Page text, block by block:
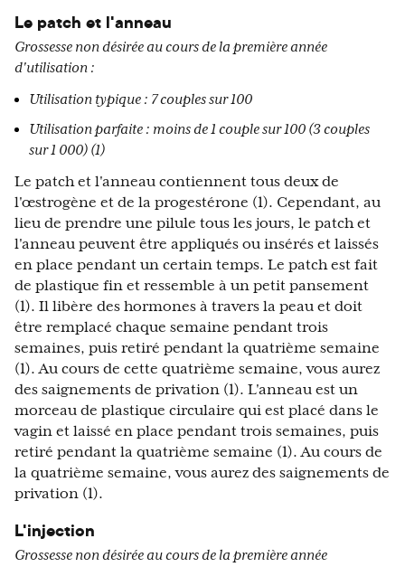
Le patch et l'anneau
Grossesse non désirée au cours de la première année
d'utilisation :
Utilisation typique : 7 couples sur 100
Utilisation parfaite : moins de 1 couple sur 100 (3 couples
sur 1 000) (1)
Le patch et l'anneau contiennent tous deux de
l'œstrogène et de la progestérone (1). Cependant, au
lieu de prendre une pilule tous les jours, le patch et
l'anneau peuvent être appliqués ou insérés et laissés
en place pendant un certain temps. Le patch est fait
de plastique fin et ressemble à un petit pansement
(1). Il libère des hormones à travers la peau et doit
être remplacé chaque semaine pendant trois
semaines, puis retiré pendant la quatrième semaine
(1). Au cours de cette quatrième semaine, vous aurez
des saignements de privation (1). L'anneau est un
morceau de plastique circulaire qui est placé dans le
vagin et laissé en place pendant trois semaines, puis
retiré pendant la quatrième semaine (1). Au cours de
la quatrième semaine, vous aurez des saignements de
privation (1).
L'injection
Grossesse non désirée au cours de la première année